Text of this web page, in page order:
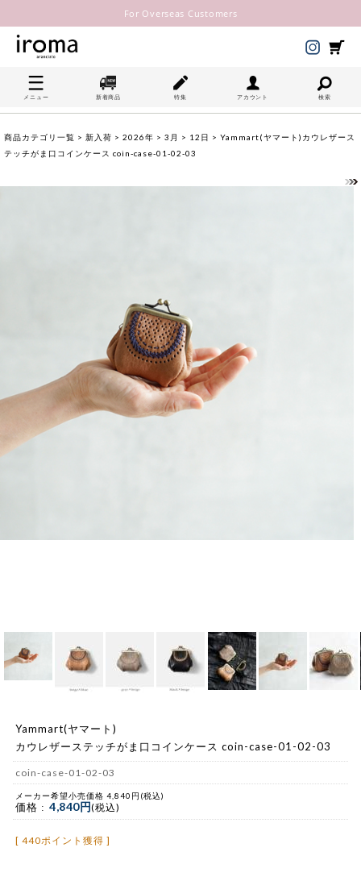
For Overseas Customers
メニュー 新着商品 特集 アカウント 検索
商品カテゴリ一覧 > 新入荷 > 2026年 > 3月 > 12日 > Yammart(ヤマート)カウレザース
テッチがま口コインケース coin-case-01-02-03
Yammart(ヤマート)
カウレザーステッチがま口コインケース coin-case-01-02-03
coin-case-01-02-03
メーカー希望小売価格 4,840円(税込)
価格 : 4,840円(税込)
[ 440ポイント獲得 ]